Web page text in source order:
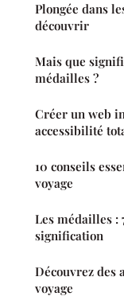
Plongée dans
découvrir
Mais que
médailles ?
Créer un web
accessibilité
10 conseils
voyage
Les médailles :
signification
Découvrez des
voyage